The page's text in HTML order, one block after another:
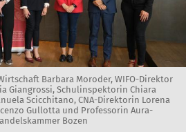
Barbara Moroder, WIFO-Direktor
Giangrossi, Schulinspektorin Chiara
Scicchitano, CNA-Direktorin Lorena
Gullotta und Professorin Aura-
Bozen